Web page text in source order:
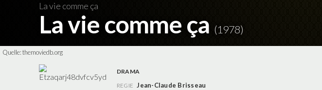
La vie comme ça
La vie comme ça (1978)
Quelle:themoviedb.org
DRAMA
REGIE Jean-Claude Brisseau